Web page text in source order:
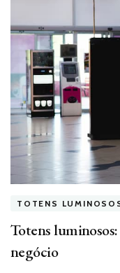
TOTENS
Totens
negócio